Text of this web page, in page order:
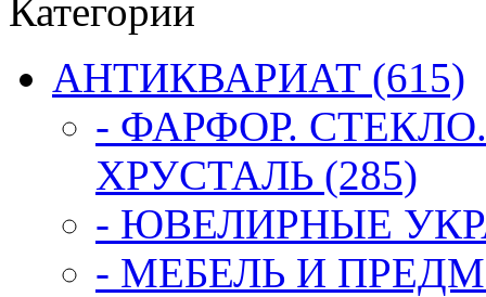
Категории
АНТИКВАРИАТ (615)
- ФАРФОР.
ХРУСТАЛЬ (285)
- ЮВЕЛИРНЫЕ
- МЕБЕЛЬ И